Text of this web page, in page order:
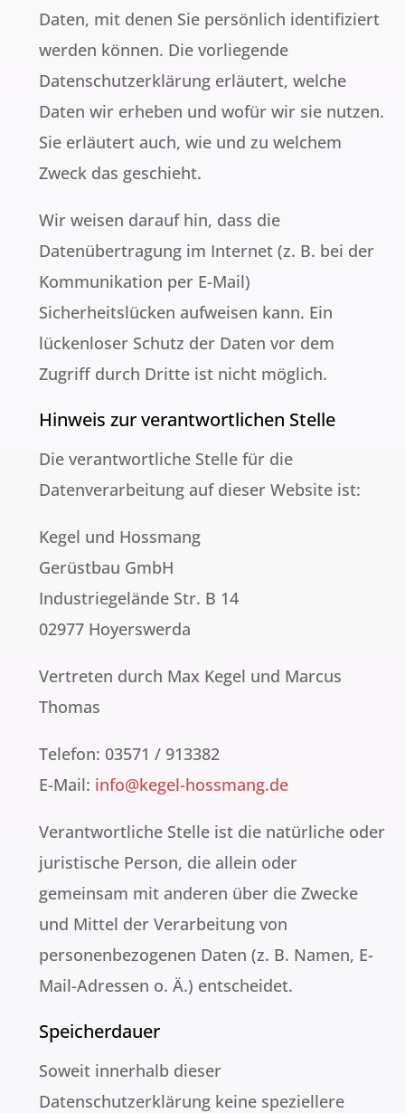
Daten, mit denen Sie persönlich identifiziert
werden können. Die vorliegende
Datenschutzerklärung erläutert, welche
Daten wir erheben und wofür wir sie nutzen.
Sie erläutert auch, wie und zu welchem
Zweck das geschieht.
Wir weisen darauf hin, dass die
Datenübertragung im Internet (z. B. bei der
Kommunikation per E-Mail)
Sicherheitslücken aufweisen kann. Ein
lückenloser Schutz der Daten vor dem
Zugriff durch Dritte ist nicht möglich.
Hinweis zur verantwortlichen Stelle
Die verantwortliche Stelle für die
Datenverarbeitung auf dieser Website ist:
Kegel und Hossmang
Gerüstbau GmbH
Industriegelände Str. B 14
02977 Hoyerswerda
Vertreten durch Max Kegel und Marcus
Thomas
Telefon: 03571 / 913382‬
E-Mail: info@kegel-hossmang.de
Verantwortliche Stelle ist die natürliche oder
juristische Person, die allein oder
gemeinsam mit anderen über die Zwecke
und Mittel der Verarbeitung von
personenbezogenen Daten (z. B. Namen, E-
Mail-Adressen o. Ä.) entscheidet.
Speicherdauer
Soweit innerhalb dieser
Datenschutzerklärung keine speziellere